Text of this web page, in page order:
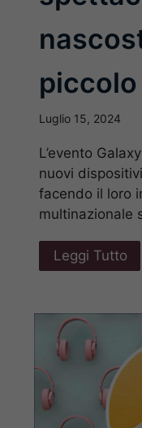
piccolo
Luglio 15, 2024
L’evento
nuovi
facendo il loro
multinazionale
Leggi Tutto